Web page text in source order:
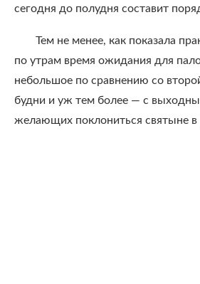
сегодня до полудня составит
Тем не менее, как показала
по утрам время ожидания для
небольшое по сравнению со
будни и уж тем более — с
желающих поклониться святыне